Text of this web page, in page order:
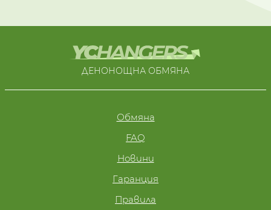
ДЕНОНОЩНА ОБМЯНА
Обмяна
FAQ
Новини
Гаранция
Правила